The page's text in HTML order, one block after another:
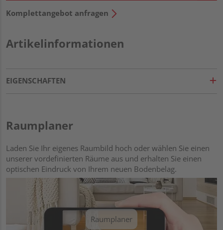
Komplettangebot anfragen
Artikelinformationen
EIGENSCHAFTEN
Raumplaner
Laden Sie Ihr eigenes Raumbild hoch oder wählen Sie einen
unserer vordefinierten Räume aus und erhalten Sie einen
optischen Eindruck von Ihrem neuen Bodenbelag.
Raumplaner